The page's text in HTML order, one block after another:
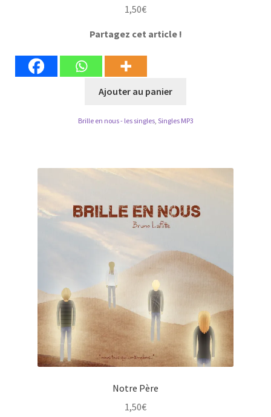
1,50€
Partagez cet article !
Ajouter au panier
Brille en nous - les singles, Singles MP3
Notre Père
1,50€